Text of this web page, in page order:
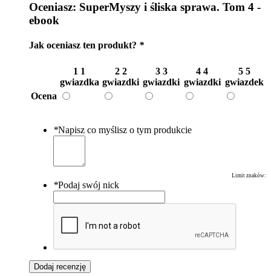
Oceniasz: SuperMyszy i śliska sprawa. Tom 4 -
ebook
Jak oceniasz ten produkt? *
1 1
gwiazdka
2 2
gwiazdki
3 3
gwiazdki
4 4
gwiazdki
5 5
gwiazdek
Ocena
*Napisz co myślisz o tym produkcie
Limit znaków:
*Podaj swój nick
Dodaj recenzję